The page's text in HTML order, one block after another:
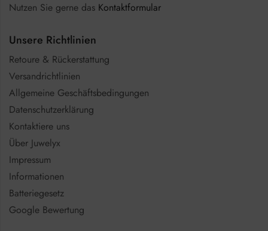
Nutzen Sie gerne das Kontaktformular
Unsere Richtlinien
Retoure & Rückerstattung
Versandrichtlinien
Allgemeine Geschäftsbedingungen
Datenschutzerklärung
Kontaktiere uns
Über Juwelyx
Impressum
Informationen
Batteriegesetz
Google Bewertung